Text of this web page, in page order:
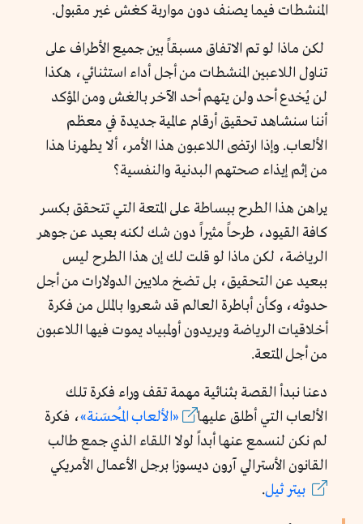
المنشطات فيما يصنف دون مواربة كغش غير مقبول.
لكن ماذا لو تم الاتفاق مسبقاً بين جميع الأطراف على
تناول اللاعبين المنشطات من أجل أداء استثنائي، هكذا
لن يُخدع أحد ولن يتهم أحد الآخر بالغش ومن المؤكد
أننا سنشاهد تحقيق أرقام عالمية جديدة في معظم
الألعاب. وإذا ارتضى اللاعبون هذا الأمر، ألا يطهرنا هذا
من إثم إيذاء صحتهم البدنية والنفسية؟
يراهن هذا الطرح ببساطة على المتعة التي تتحقق بكسر
كافة القيود، طرحاً مثيراً دون شك لكنه بعيد عن جوهر
الرياضة، لكن ماذا لو قلت لك إن هذا الطرح ليس
ببعيد عن التحقيق، بل تضخ ملايين الدولارات من أجل
حدوثه، وكأن أباطرة العالم قد شعروا بالملل من فكرة
أخلاقيات الرياضة ويريدون أولمبياد يموت فيها اللاعبون
من أجل المتعة.
دعنا نبدأ القصة بثنائية مهمة تقف وراء فكرة تلك
الألعاب التي أطلق عليها
«الألعاب المُحسَنة»، فكرة
لم نكن لنسمع عنها أبداً لولا اللقاء الذي جمع طالب
القانون الأسترالي آرون ديسوزا برجل الأعمال الأمريكي
بيتر ثيل.